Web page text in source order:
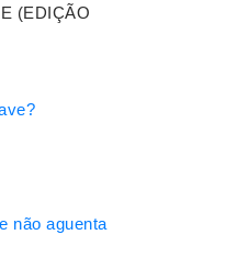
(EDIÇÃO
não aguenta